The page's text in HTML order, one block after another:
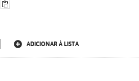
ADICIONAR À LISTA